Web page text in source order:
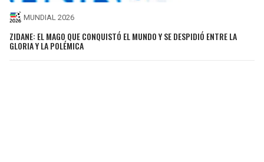
MUNDIAL 2026
ZIDANE: EL MAGO QUE CONQUISTÓ EL MUNDO Y SE DESPIDIÓ ENTRE LA
GLORIA Y LA POLÉMICA